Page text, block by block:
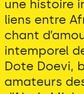
une histoire
liens entre
chant
intemporel
Dote Doevi,
amateurs